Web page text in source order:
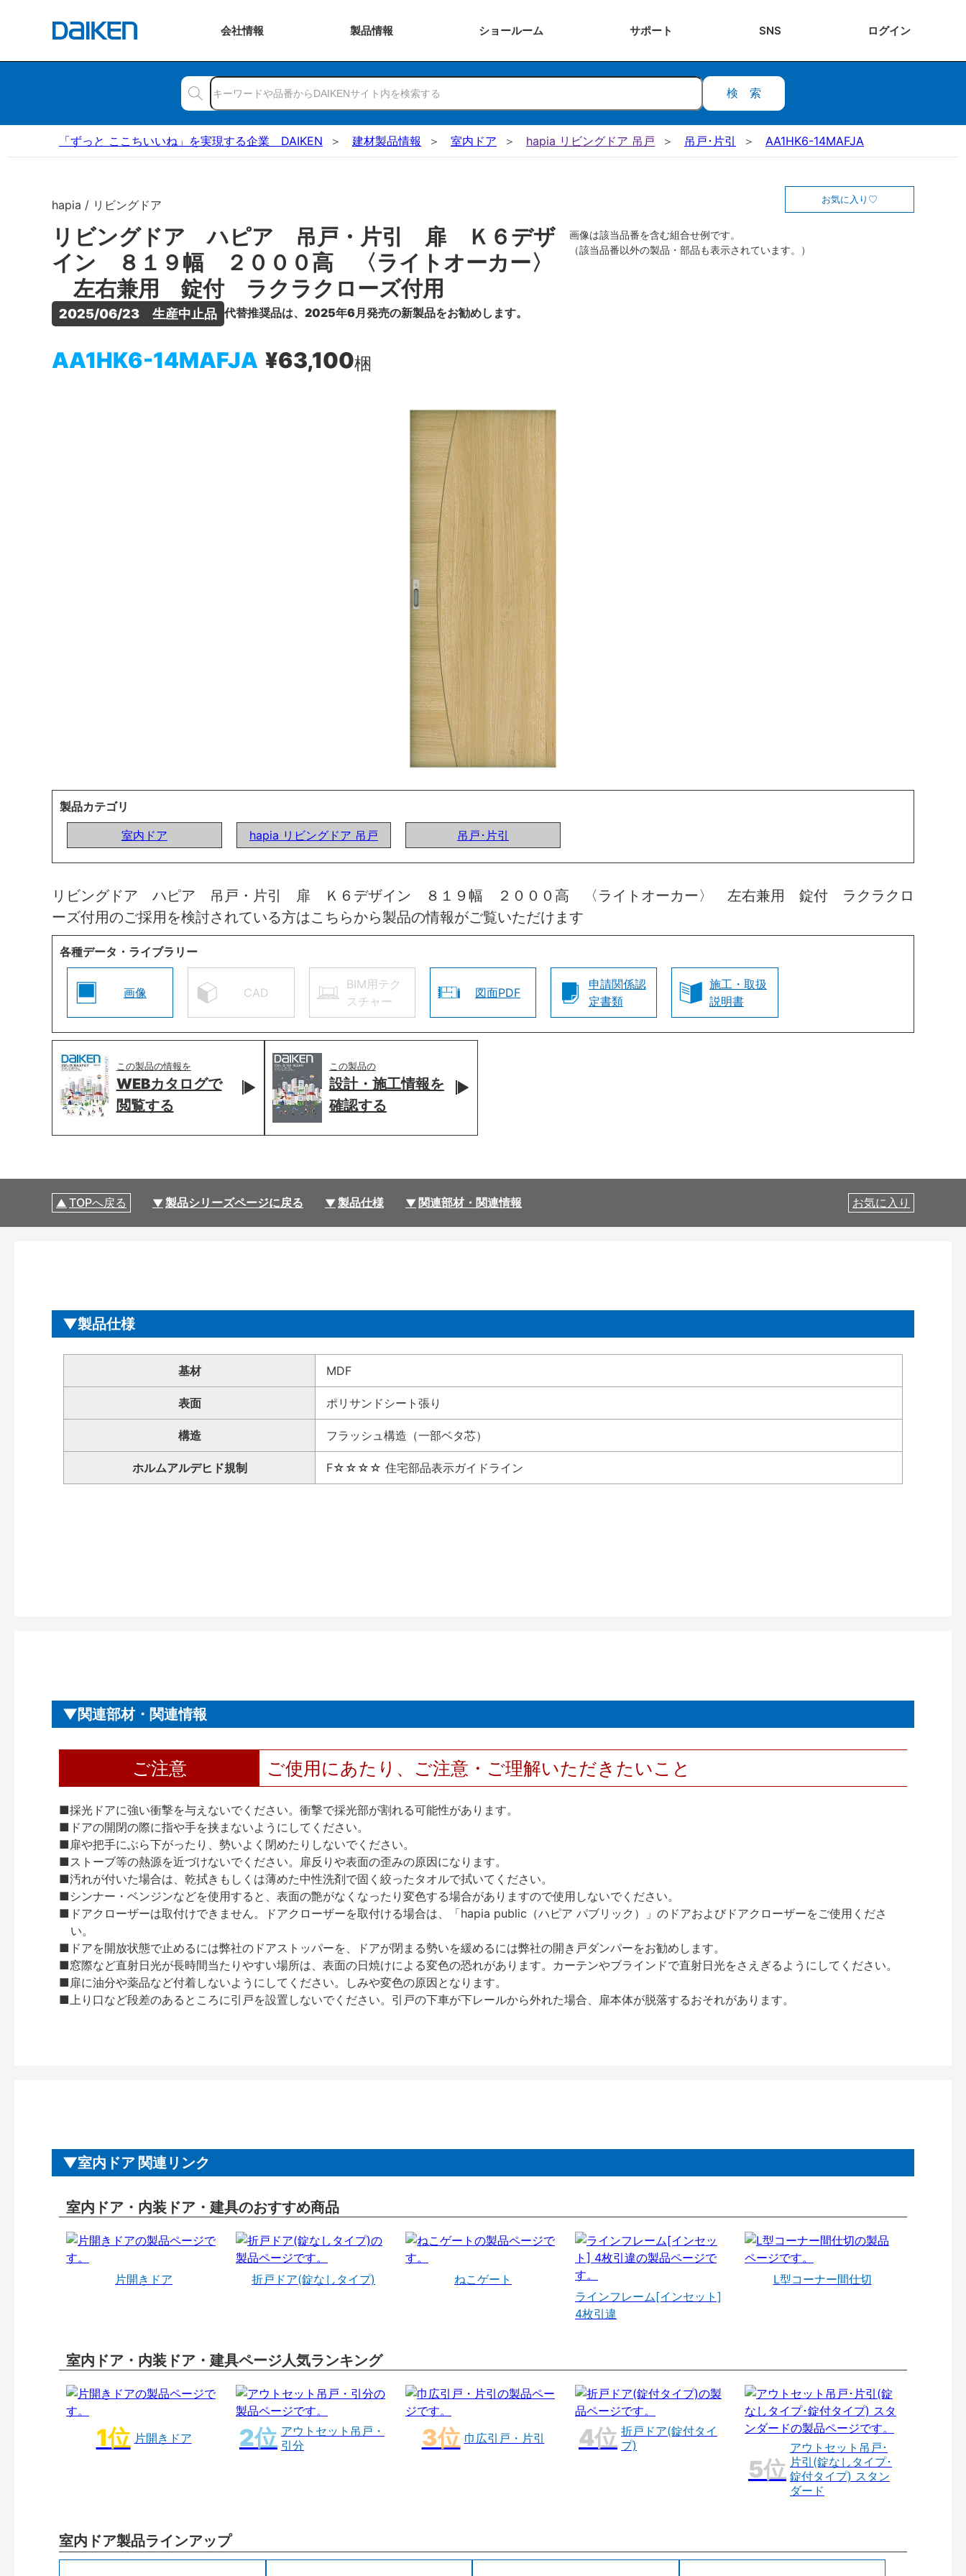
会社情報 製品情報 ショールーム サポート SNS ログイン
検索
「ずっと ここちいいね」を実現する企業 DAIKEN 建材製品情報 室内ドア hapia リビングドア 吊戸 吊戸･片引 AA1HK6-14MAFJA
hapia / リビングドア
リビングドア ハピア 吊戸・片引 扉 Ｋ６デザ
イン ８１９幅 ２０００高 〈ライトオーカー〉
左右兼用 錠付 ラクラクローズ付用
2025/06/23　生産中止品 代替推奨品は、2025年6月発売の新製品をお勧めします。
AA1HK6-14MAFJA ¥63,100梱
お気に入り
画像は該当品番を含む組合せ例です。
（該当品番以外の製品・部品も表示されています。）
製品カテゴリ
室内ドア
hapia リビングドア 吊戸 吊戸･片引
リビングドア ハピア 吊戸・片引 扉 Ｋ６デザイン ８１９幅 ２０００高 〈ライトオーカー〉 左右兼用 錠付 ラクラクロ
ーズ付用のご採用を検討されている方はこちらから製品の情報がご覧いただけます
各種データ・ライブラリー
画像 CAD
BIM用テク
スチャー
図面PDF
申請関係認
定書類
施工・取扱
説明書
この製品の情報を
WEBカタログで
閲覧する
この製品の
設計・施工情報を
確認する
TOPへ戻る 製品シリーズページに戻る 製品仕様 関連部材・関連情報 お気に入り
製品仕様
基材 MDF
表面 ポリサンドシート張り
構造 フラッシュ構造（一部ベタ芯）
ホルムアルデヒド規制 F☆☆☆☆ 住宅部品表示ガイドライン
関連部材・関連情報
ご注意 ご使用にあたり、ご注意・ご理解いただきたいこと
■採光ドアに強い衝撃を与えないでください。衝撃で採光部が割れる可能性があります。
■ドアの開閉の際に指や手を挟まないようにしてください。
■扉や把手にぶら下がったり、勢いよく閉めたりしないでください。
■ストーブ等の熱源を近づけないでください。扉反りや表面の歪みの原因になります。
■汚れが付いた場合は、乾拭きもしくは薄めた中性洗剤で固く絞ったタオルで拭いてください。
■シンナー・ベンジンなどを使用すると、表面の艶がなくなったり変色する場合がありますので使用しないでください。
■ドアクローザーは取付けできません。ドアクローザーを取付ける場合は、「hapia public（ハピア パブリック）」のドアおよびドアクローザーをご使用くださ
い。
■ドアを開放状態で止めるには弊社のドアストッパーを、ドアが閉まる勢いを緩めるには弊社の開き戸ダンパーをお勧めします。
■窓際など直射日光が長時間当たりやすい場所は、表面の日焼けによる変色の恐れがあります。カーテンやブラインドで直射日光をさえぎるようにしてください。
■扉に油分や薬品など付着しないようにしてください。しみや変色の原因となります。
■上り口など段差のあるところに引戸を設置しないでください。引戸の下車が下レールから外れた場合、扉本体が脱落するおそれがあります。
室内ドア 関連リンク
室内ドア・内装ドア・建具のおすすめ商品
片開きドア 折戸ドア(錠なしタイプ)
ねこゲート
ラインフレーム[インセット]
4枚引違
L型コーナー間仕切
室内ドア・内装ドア・建具ページ人気ランキング
片開きドア
アウトセット吊戸・
引分
巾広引戸・片引
折戸ドア(錠付タイ
プ)
アウトセット吊戸･
片引(錠なしタイプ･
錠付タイプ) スタン
ダード
室内ドア製品ラインアップ